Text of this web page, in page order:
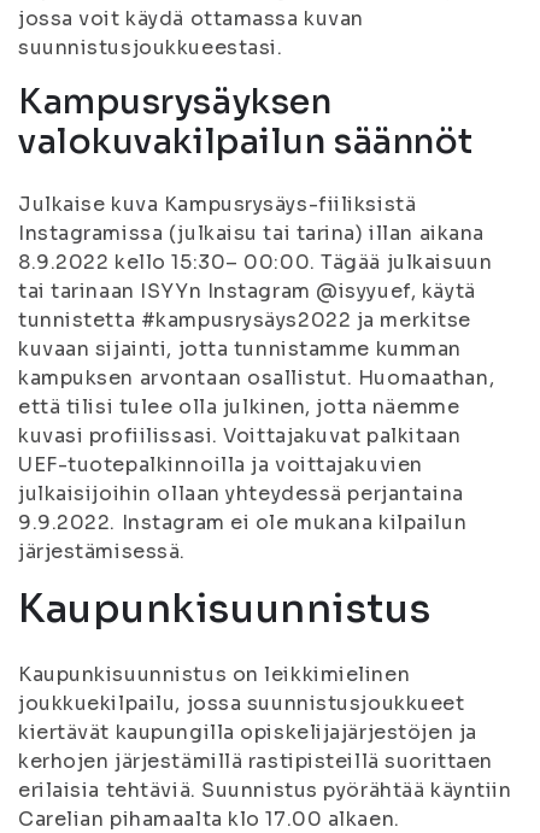
jossa voit käydä ottamassa kuvan
suunnistusjoukkueestasi.
Kampusrysäyksen
valokuvakilpailun säännöt
Julkaise kuva Kampusrysäys-fiiliksistä
Instagramissa (julkaisu tai tarina) illan aikana
8.9.2022 kello 15:30– 00:00. Tägää julkaisuun
tai tarinaan ISYYn Instagram @isyyuef, käytä
tunnistetta #kampusrysäys2022 ja merkitse
kuvaan sijainti, jotta tunnistamme kumman
kampuksen arvontaan osallistut. Huomaathan,
että tilisi tulee olla julkinen, jotta näemme
kuvasi profiilissasi. Voittajakuvat palkitaan
UEF-tuotepalkinnoilla ja voittajakuvien
julkaisijoihin ollaan yhteydessä perjantaina
9.9.2022. Instagram ei ole mukana kilpailun
järjestämisessä.
Kaupunkisuunnistus
Kaupunkisuunnistus on leikkimielinen
joukkuekilpailu, jossa suunnistusjoukkueet
kiertävät kaupungilla opiskelijajärjestöjen ja
kerhojen järjestämillä rastipisteillä suorittaen
erilaisia tehtäviä. Suunnistus pyörähtää käyntiin
Carelian pihamaalta klo 17.00 alkaen.